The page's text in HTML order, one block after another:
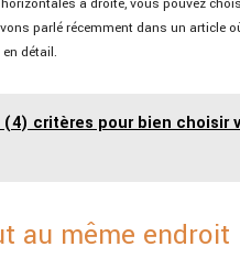
parlé récemment dans un article
détail.
(4) critères pour bien choisir
au même endroit